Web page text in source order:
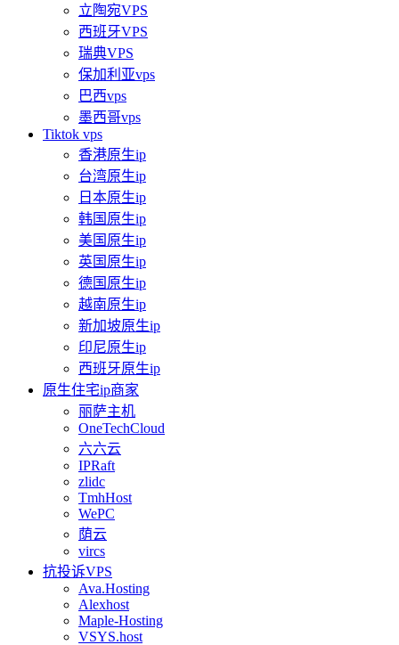
立陶宛VPS
西班牙VPS
瑞典VPS
保加利亚vps
巴西vps
墨西哥vps
Tiktok vps
香港原生ip
台湾原生ip
日本原生ip
韩国原生ip
美国原生ip
英国原生ip
德国原生ip
越南原生ip
新加坡原生ip
印尼原生ip
西班牙原生ip
原生住宅ip商家
丽萨主机
OneTechCloud
六六云
IPRaft
zlidc
TmhHost
WePC
荫云
vircs
抗投诉VPS
Ava.Hosting
Alexhost
Maple-Hosting
VSYS.host